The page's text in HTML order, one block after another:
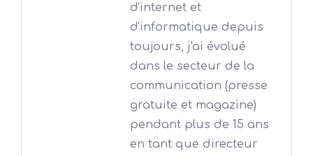
d'internet et
d'informatique depuis
toujours, j'ai évolué
dans le secteur de la
communication (presse
gratuite et magazine)
pendant plus de 15 ans
en tant que directeur